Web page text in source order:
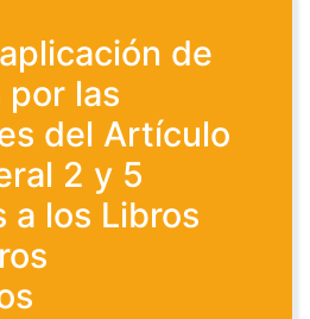
de
por las
del Artículo
2 y 5
a los Libros